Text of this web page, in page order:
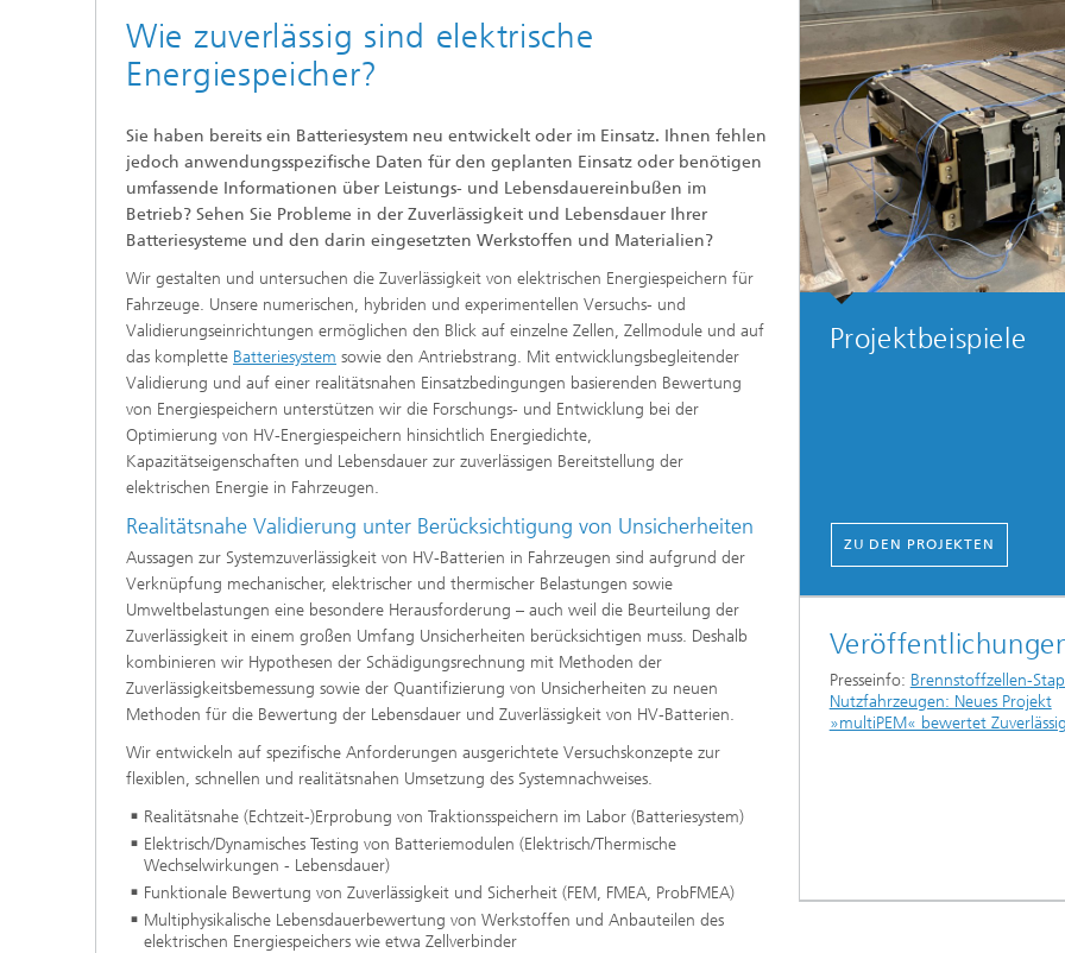
Wie zuverlässig sind elektrische
Energiespeicher?
Sie haben bereits ein Batteriesystem neu entwickelt oder im Einsatz. Ihnen fehlen
jedoch anwendungsspezifische Daten für den geplanten Einsatz oder benötigen
umfassende Informationen über Leistungs- und Lebensdauereinbußen im
Betrieb? Sehen Sie Probleme in der Zuverlässigkeit und Lebensdauer Ihrer
Batteriesysteme und den darin eingesetzten Werkstoffen und Materialien?
Wir gestalten und untersuchen die Zuverlässigkeit von elektrischen Energiespeichern für
Fahrzeuge. Unsere numerischen, hybriden und experimentellen Versuchs- und
Validierungseinrichtungen ermöglichen den Blick auf einzelne Zellen, Zellmodule und auf
das komplette Batteriesystem sowie den Antriebstrang. Mit entwicklungsbegleitender
Validierung und auf einer realitätsnahen Einsatzbedingungen basierenden Bewertung
von Energiespeichern unterstützen wir die Forschungs- und Entwicklung bei der
Optimierung von HV-Energiespeichern hinsichtlich Energiedichte,
Kapazitätseigenschaften und Lebensdauer zur zuverlässigen Bereitstellung der
elektrischen Energie in Fahrzeugen.
Realitätsnahe Validierung unter Berücksichtigung von Unsicherheiten
Aussagen zur Systemzuverlässigkeit von HV-Batterien in Fahrzeugen sind aufgrund der
Verknüpfung mechanischer, elektrischer und thermischer Belastungen sowie
Umweltbelastungen eine besondere Herausforderung – auch weil die Beurteilung der
Zuverlässigkeit in einem großen Umfang Unsicherheiten berücksichtigen muss. Deshalb
kombinieren wir Hypothesen der Schädigungsrechnung mit Methoden der
Zuverlässigkeitsbemessung sowie der Quantifizierung von Unsicherheiten zu neuen
Methoden für die Bewertung der Lebensdauer und Zuverlässigkeit von HV-Batterien.
Wir entwickeln auf spezifische Anforderungen ausgerichtete Versuchskonzepte zur
flexiblen, schnellen und realitätsnahen Umsetzung des Systemnachweises.
Realitätsnahe (Echtzeit-)Erprobung von Traktionsspeichern im Labor (Batteriesystem)
Elektrisch/Dynamisches Testing von Batteriemodulen (Elektrisch/Thermische
Wechselwirkungen - Lebensdauer)
Funktionale Bewertung von Zuverlässigkeit und Sicherheit (FEM, FMEA, ProbFMEA)
Multiphysikalische Lebensdauerbewertung von Werkstoffen und Anbauteilen des
elektrischen Energiespeichers wie etwa Zellverbinder
Projektbeispiele
ZU DEN PROJEKTEN
Presseinfo: Brennstoffzellen-
Nutzfahrzeugen: Neues Projekt
»multiPEM« bewertet